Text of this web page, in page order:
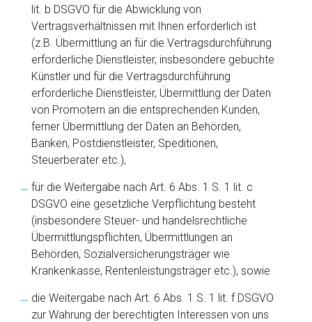
lit. b DSGVO für die Abwicklung von
Vertragsverhältnissen mit Ihnen erforderlich ist
(z.B. Übermittlung an für die Vertragsdurchführung
erforderliche Dienstleister, insbesondere gebuchte
Künstler und für die Vertragsdurchführung
erforderliche Dienstleister, Übermittlung der Daten
von Promotern an die entsprechenden Kunden,
ferner Übermittlung der Daten an Behörden,
Banken, Postdienstleister, Speditionen,
Steuerberater etc.),
für die Weitergabe nach Art. 6 Abs. 1 S. 1 lit. c
DSGVO eine gesetzliche Verpflichtung besteht
(insbesondere Steuer- und handelsrechtliche
Übermittlungspflichten, Übermittlungen an
Behörden, Sozialversicherungsträger wie
Krankenkasse, Rentenleistungsträger etc.), sowie
die Weitergabe nach Art. 6 Abs. 1 S. 1 lit. f DSGVO
zur Wahrung der berechtigten Interessen von uns